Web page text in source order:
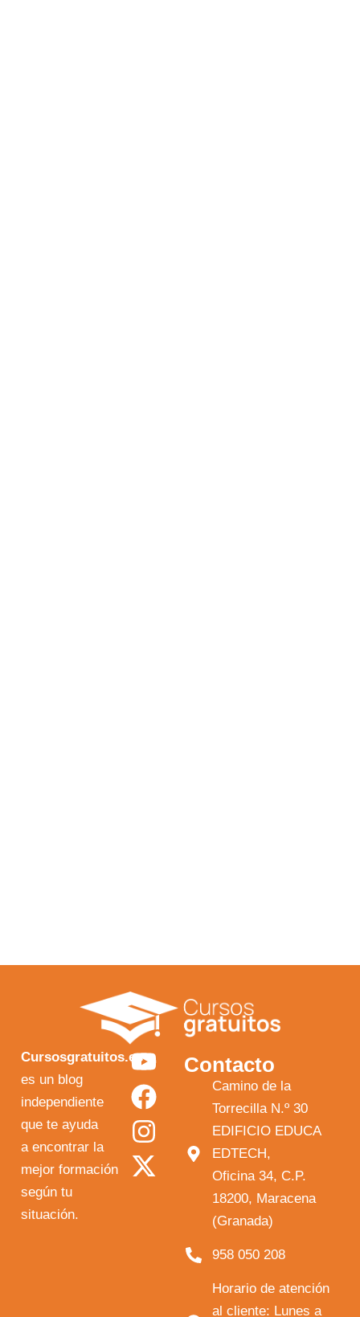
Cursosgratuitos.es
es un blog
independiente
que te ayuda
a encontrar la
mejor formación
según tu
situación.
Y
o
u
t
u
F
a
c
e
b
I
n
s
t
a
X
-
t
w
i
Contacto
Camino de la
Torrecilla N.º 30
EDIFICIO EDUCA
EDTECH,
Oficina 34, C.P.
18200, Maracena
(Granada)
958 050 208
Horario de atención
al cliente: Lunes a